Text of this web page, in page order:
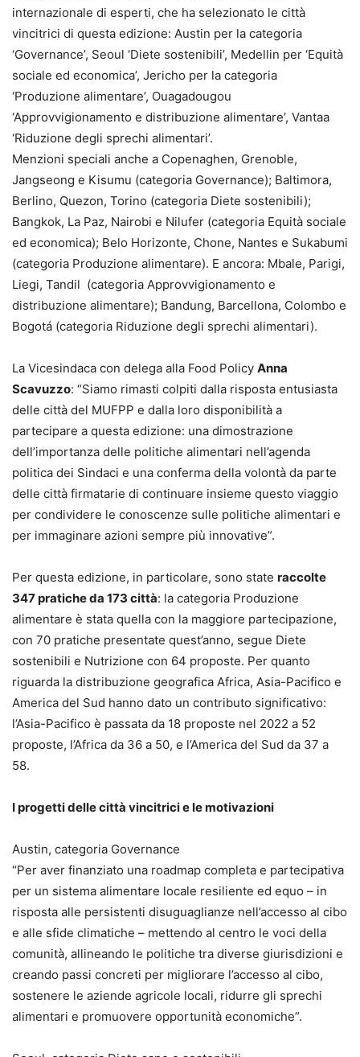
internazionale di esperti, che ha selezionato le città
vincitrici di questa edizione: Austin per la categoria
‘Governance’, Seoul ‘Diete sostenibili’, Medellin per ‘Equità
sociale ed economica’, Jericho per la categoria
‘Produzione alimentare’, Ouagadougou
‘Approvvigionamento e distribuzione alimentare’, Vantaa
‘Riduzione degli sprechi alimentari’.
Menzioni speciali anche a Copenaghen, Grenoble,
Jangseong e Kisumu (categoria Governance); Baltimora,
Berlino, Quezon, Torino (categoria Diete sostenibili);
Bangkok, La Paz, Nairobi e Nilufer (categoria Equità sociale
ed economica); Belo Horizonte, Chone, Nantes e Sukabumi
(categoria Produzione alimentare). E ancora: Mbale, Parigi,
Liegi, Tandil (categoria Approvvigionamento e
distribuzione alimentare); Bandung, Barcellona, Colombo e
Bogotá (categoria Riduzione degli sprechi alimentari).
La Vicesindaca con delega alla Food Policy Anna
Scavuzzo: “Siamo rimasti colpiti dalla risposta entusiasta
delle città del MUFPP e dalla loro disponibilità a
partecipare a questa edizione: una dimostrazione
dell’importanza delle politiche alimentari nell’agenda
politica dei Sindaci e una conferma della volontà da parte
delle città firmatarie di continuare insieme questo viaggio
per condividere le conoscenze sulle politiche alimentari e
per immaginare azioni sempre più innovative”.
Per questa edizione, in particolare, sono state raccolte
347 pratiche da 173 città: la categoria Produzione
alimentare è stata quella con la maggiore partecipazione,
con 70 pratiche presentate quest’anno, segue Diete
sostenibili e Nutrizione con 64 proposte. Per quanto
riguarda la distribuzione geografica Africa, Asia-Pacifico e
America del Sud hanno dato un contributo significativo:
l’Asia-Pacifico è passata da 18 proposte nel 2022 a 52
proposte, l’Africa da 36 a 50, e l’America del Sud da 37 a
58.
I progetti delle città vincitrici e le motivazioni
Austin, categoria Governance
“Per aver finanziato una roadmap completa e partecipativa
per un sistema alimentare locale resiliente ed equo – in
risposta alle persistenti disuguaglianze nell’accesso al cibo
e alle sfide climatiche – mettendo al centro le voci della
comunità, allineando le politiche tra diverse giurisdizioni e
creando passi concreti per migliorare l’accesso al cibo,
sostenere le aziende agricole locali, ridurre gli sprechi
alimentari e promuovere opportunità economiche”.